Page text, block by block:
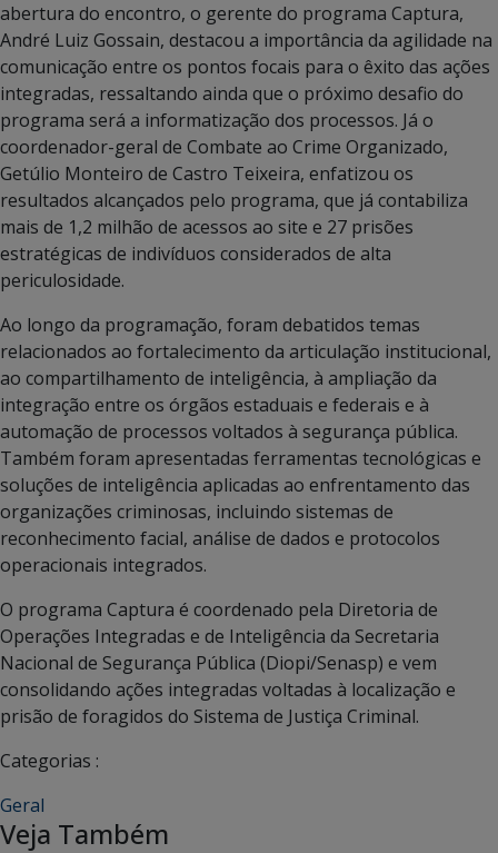
abertura do encontro, o gerente do programa Captura,
André Luiz Gossain, destacou a importância da agilidade na
comunicação entre os pontos focais para o êxito das ações
integradas, ressaltando ainda que o próximo desafio do
programa será a informatização dos processos. Já o
coordenador-geral de Combate ao Crime Organizado,
Getúlio Monteiro de Castro Teixeira, enfatizou os
resultados alcançados pelo programa, que já contabiliza
mais de 1,2 milhão de acessos ao site e 27 prisões
estratégicas de indivíduos considerados de alta
periculosidade.
Ao longo da programação, foram debatidos temas
relacionados ao fortalecimento da articulação institucional,
ao compartilhamento de inteligência, à ampliação da
integração entre os órgãos estaduais e federais e à
automação de processos voltados à segurança pública.
Também foram apresentadas ferramentas tecnológicas e
soluções de inteligência aplicadas ao enfrentamento das
organizações criminosas, incluindo sistemas de
reconhecimento facial, análise de dados e protocolos
operacionais integrados.
O programa Captura é coordenado pela Diretoria de
Operações Integradas e de Inteligência da Secretaria
Nacional de Segurança Pública (Diopi/Senasp) e vem
consolidando ações integradas voltadas à localização e
prisão de foragidos do Sistema de Justiça Criminal.
Categorias :
Geral
Veja Também